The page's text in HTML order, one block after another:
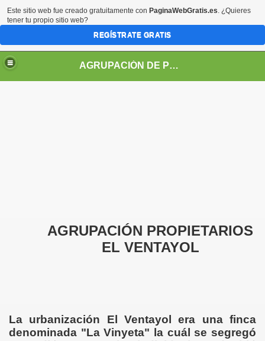
AGRUPACIÓN DE PROPIETARIOS DEL VENTAYOL
AGRUPACIÓN PROPIETARIOS
EL VENTAYOL
La urbanización El Ventayol era una finca
denominada "La Vinyeta" la cuál se segregó
Este sitio web fue creado gratuitamente con PaginaWebGratis.es. ¿Quieres
tener tu propio sitio web?
REGÍSTRATE GRATIS